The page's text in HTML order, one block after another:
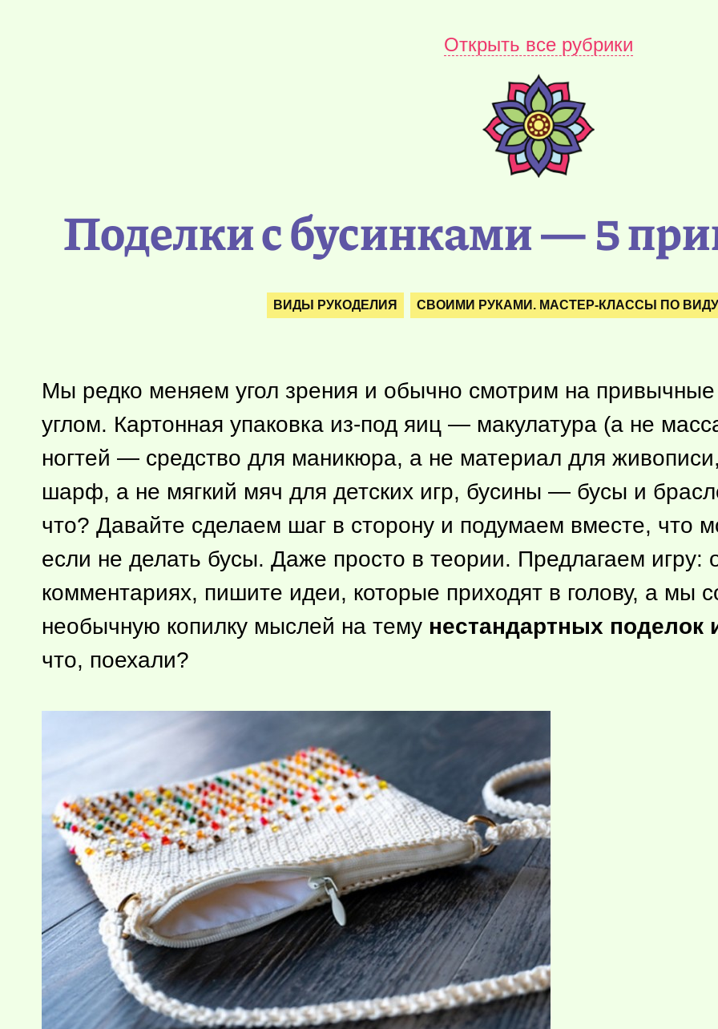
Открыть все рубрики
Поделки с бусинками — 5
ВИДЫ РУКОДЕЛИЯ СВОИМИ РУКАМИ. МАСТЕР-КЛАССЫ ПО
Мы редко меняем угол зрения и обычно смотрим на
углом. Картонная упаковка из-под яиц — макулатура (а не
ногтей — средство для маникюра, а не материал для
шарф, а не мягкий мяч для детских игр, бусины — бусы и
что? Давайте сделаем шаг в сторону и подумаем вместе, что
если не делать бусы. Даже просто в теории. Предлагаем игру:
комментариях, пишите идеи, которые приходят в голову, а мы
необычную копилку мыслей на тему нестандартных поделок
что, поехали?